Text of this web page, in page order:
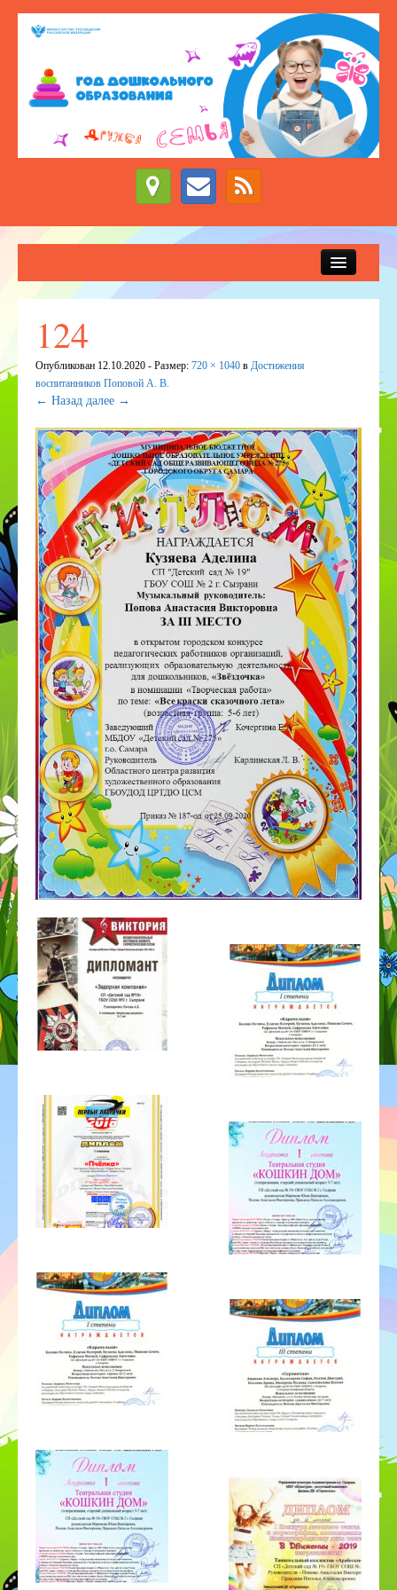
Новости
Приём детей в детский сад
ДЕЖУРНЫЕ ГРУППЫ
ПДДТТ
Странички педагогов
Дистанционное образование
КОРРЕКЦИОННОЕ И ИНКЛЮЗИВНОЕ
ОБРАЗОВАНИЕ
Приём в 1 класс
Дополнительное образование
ВСОКО
Организация питания в СП
Наставничество
Космос
День эколят
ГОД ДОШКОЛЬНОГО ОБРАЗОВАНИЯ
ГО ЧС
124
Опубликован 12.10.2020 - Размер: 720 × 1040 в Достижения
воспитанников Поповой А. В.
← Назад далее →